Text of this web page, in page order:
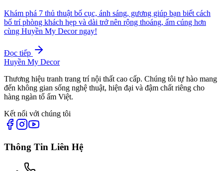
Khám phá 7 thủ thuật bố cục, ánh sáng, gương giúp bạn biết cách
bố trí phòng khách hẹp và dài trở nên rộng thoáng, ấm cúng hơn
cùng Huyền My Decor ngay!
Đọc tiếp
Huyền My Decor
Thương hiệu tranh trang trí nội thất cao cấp. Chúng tôi tự hào mang
đến không gian sống nghệ thuật, hiện đại và đậm chất riêng cho
hàng ngàn tổ ấm Việt.
Kết nối với chúng tôi
Thông Tin Liên Hệ